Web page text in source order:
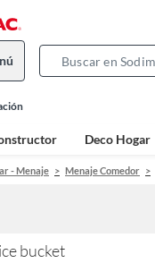
Deco Hogar
- Menaje Menaje Comedor
bucket